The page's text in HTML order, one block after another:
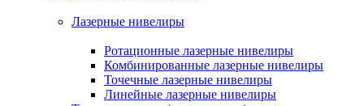
Лазерные нивелиры
Ротационные лазерные нивелиры
Комбинированные лазерные нивелиры
Точечные лазерные нивелиры
Линейные лазерные нивелиры